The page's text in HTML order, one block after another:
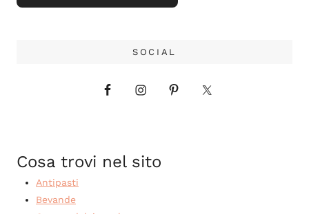
SOCIAL
Cosa trovi nel sito
Antipasti
Bevande